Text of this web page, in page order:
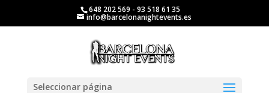
648 202 569 - 93 518 61 35
info@barcelonanightevents.es
Seleccionar página